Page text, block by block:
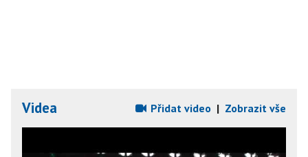
Videa Přidat video | Zobrazit vše